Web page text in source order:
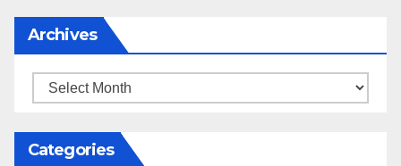
Archives
Archives
Categories